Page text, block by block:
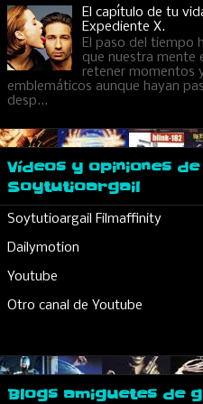
El capítulo de tu
Expediente X.
El paso del tiempo
que nuestra mente
retener momentos
emblemáticos aunque hayan
desp...
Vídeos y opiniones de
Soytutioargail
Soytutioargail Filmaffinity
Dailymotion
Youtube
Otro canal de Youtube
Blogs amiguetes de